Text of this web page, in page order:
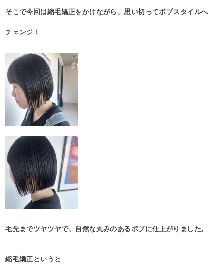
そこで今回は縮毛矯正をかけながら、思い切ってボブスタイルへ
チェンジ！
毛先までツヤツヤで、自然な丸みのあるボブに仕上がりました。
縮毛矯正というと